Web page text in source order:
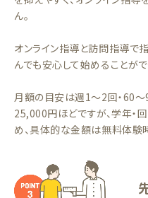
ん。
オンライン指導と訪問指導で
んでも安心して始めることがで
月額の目安は週1〜2回・60
25,000円ほどですが、学年・
め、具体的な金額は無料体験